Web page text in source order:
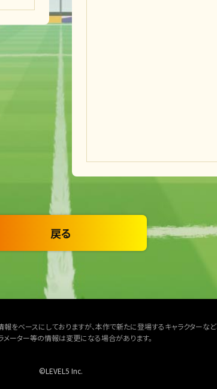
戻る
報をベースにしておりますが、本作で新たに登場するキャラクターな
ーター等の情報は変更になる場合があります。
©LEVEL5 Inc.